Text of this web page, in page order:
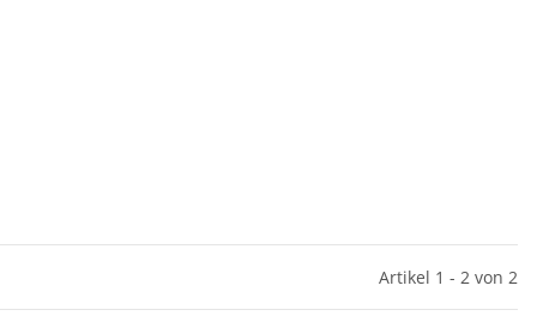
Artikel 1 - 2 von 2